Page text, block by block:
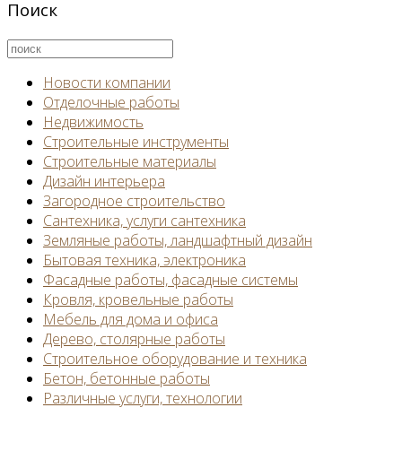
Поиск
Новости компании
Отделочные работы
Недвижимость
Строительные инструменты
Строительные материалы
Дизайн интерьера
Загородное строительство
Сантехника, услуги сантехника
Земляные работы, ландшафтный дизайн
Бытовая техника, электроника
Фасадные работы, фасадные системы
Кровля, кровельные работы
Мебель для дома и офиса
Дерево, столярные работы
Строительное оборудование и техника
Бетон, бетонные работы
Различные услуги, технологии